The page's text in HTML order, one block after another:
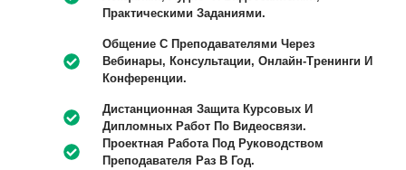
Практическими Заданиями.
Общение С Преподавателями Через
Вебинары, Консультации, Онлайн-Тренинги И
Конференции.
Дистанционная Защита Курсовых И
Дипломных Работ По Видеосвязи.
Проектная Работа Под Руководством
Преподавателя Раз В Год.